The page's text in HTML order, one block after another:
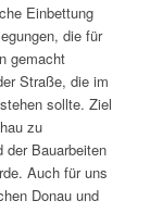
Einbettung
die für
gemacht
Straße, die im
sollte. Ziel
zu
der Bauarbeiten
Auch für uns
Donau und